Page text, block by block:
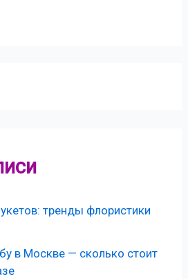
тренды флористики
в Москве — сколько стоит